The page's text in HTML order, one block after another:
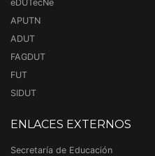
eDUTecNe
APUTN
ADUT
FAGDUT
FUT
SIDUT
ENLACES EXTERNOS
Secretaría de Educación